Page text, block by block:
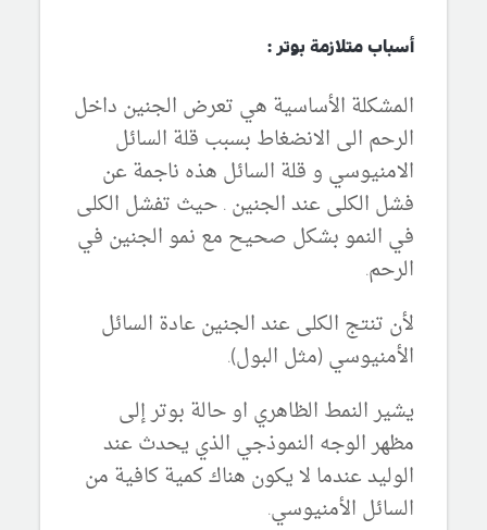
أسباب متلازمة بوتر :
المشكلة الأساسية هي تعرض الجنين داخل
الرحم الى الانضغاط بسبب قلة السائل
الامنيوسي و قلة السائل هذه ناجمة عن
فشل الكلى عند الجنين . حيث تفشل الكلى
في النمو بشكل صحيح مع نمو الجنين في
الرحم.
لأن تنتج الكلى عند الجنين عادة السائل
الأمنيوسي (مثل البول).
يشير النمط الظاهري او حالة بوتر إلى
مظهر الوجه النموذجي الذي يحدث عند
الوليد عندما لا يكون هناك كمية كافية من
السائل الأمنيوسي.